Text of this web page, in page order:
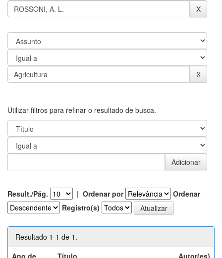
Utilizar filtros para refinar o resultado de busca.
Result./Pág. | Ordenar por
Ordenar
Registro(s)
Resultado 1-1 de 1.
Ano de
Título Autor(es)